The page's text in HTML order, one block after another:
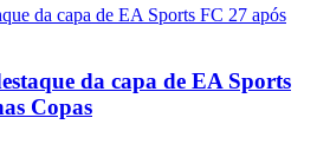
da capa de EA Sports
Copas